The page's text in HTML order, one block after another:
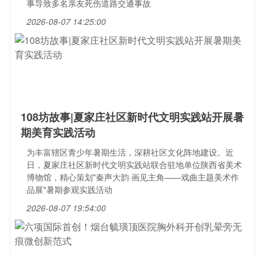
事导致多名亲友死伤道路交通事故
2026-08-07 14:25:00
108坊故事|夏家庄社区新时代文明实践站开展暑
期美育实践活动
为丰富辖区青少年暑期生活，深耕社区文化阵地建设。近
日，夏家庄社区新时代文明实践站联合驻地单位陕西省美术
博物馆，精心策划"秦声大韵·画见主角——戏曲主题美术作
品展"暑期参观实践活动
2026-08-07 19:54:00